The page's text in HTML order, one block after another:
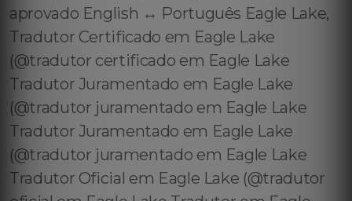
aprovado English ↔️ Português Eagle Lake,
Tradutor Certificado em Eagle Lake
(@tradutor certificado em Eagle Lake
Tradutor Juramentado em Eagle Lake
(@tradutor juramentado em Eagle Lake
Tradutor Juramentado em Eagle Lake
(@tradutor juramentado em Eagle Lake
Tradutor Oficial em Eagle Lake (@tradutor